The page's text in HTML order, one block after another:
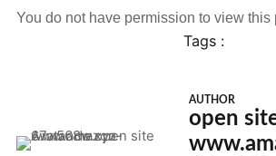
You do not have permission to view this
Tags :
AUTHOR
open